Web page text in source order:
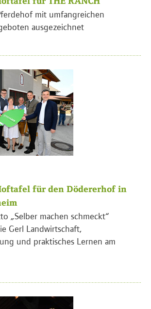
mit umfangreichen
ausgezeichnet
für den Dödererhof in
„Selber machen schmeckt“
Gerl Landwirtschaft,
und praktisches Lernen am